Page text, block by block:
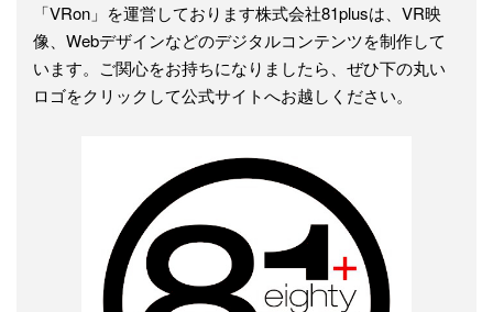
「VRon」を運営しております株式会社81plusは、VR映
像、Webデザインなどのデジタルコンテンツを制作して
います。ご関心をお持ちになりましたら、ぜひ下の丸い
ロゴをクリックして公式サイトへお越しください。